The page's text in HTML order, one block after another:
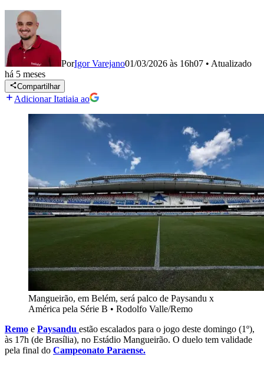
PorIgor Varejano01/03/2026 às 16h07 • Atualizado
há 5 meses
Compartilhar
Adicionar Itatiaia ao
Mangueirão, em Belém, será palco de Paysandu x
América pela Série B • Rodolfo Valle/Remo
Remo e Paysandu estão escalados para o jogo deste domingo (1º),
às 17h (de Brasília), no Estádio Mangueirão. O duelo tem validade
pela final do Campeonato Paraense.